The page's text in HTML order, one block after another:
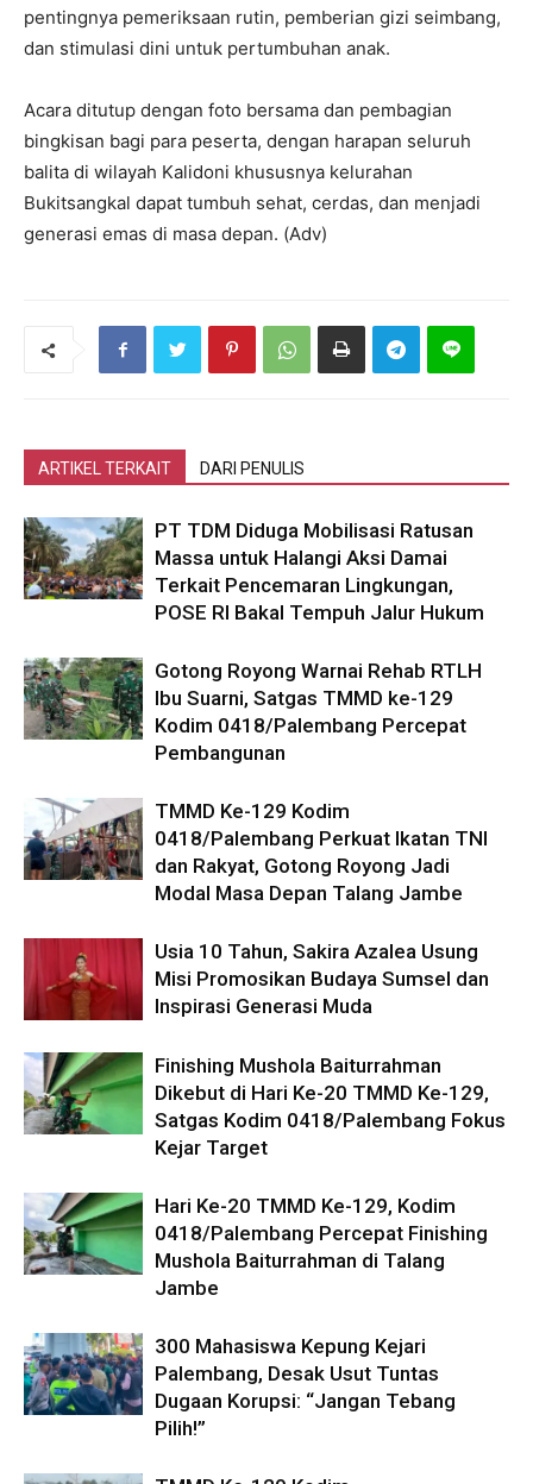
pentingnya pemeriksaan rutin, pemberian gizi seimbang,
dan stimulasi dini untuk pertumbuhan anak.
Acara ditutup dengan foto bersama dan pembagian
bingkisan bagi para peserta, dengan harapan seluruh
balita di wilayah Kalidoni khususnya kelurahan
Bukitsangkal dapat tumbuh sehat, cerdas, dan menjadi
generasi emas di masa depan. (Adv)
ARTIKEL TERKAIT DARI PENULIS
PT TDM Diduga Mobilisasi Ratusan
Massa untuk Halangi Aksi Damai
Terkait Pencemaran Lingkungan,
POSE RI Bakal Tempuh Jalur Hukum
Gotong Royong Warnai Rehab RTLH
Ibu Suarni, Satgas TMMD ke-129
Kodim 0418/Palembang Percepat
Pembangunan
TMMD Ke-129 Kodim
0418/Palembang Perkuat Ikatan TNI
dan Rakyat, Gotong Royong Jadi
Modal Masa Depan Talang Jambe
Usia 10 Tahun, Sakira Azalea Usung
Misi Promosikan Budaya Sumsel dan
Inspirasi Generasi Muda
Finishing Mushola Baiturrahman
Dikebut di Hari Ke-20 TMMD Ke-129,
Satgas Kodim 0418/Palembang Fokus
Kejar Target
Hari Ke-20 TMMD Ke-129, Kodim
0418/Palembang Percepat Finishing
Mushola Baiturrahman di Talang
Jambe
300 Mahasiswa Kepung Kejari
Palembang, Desak Usut Tuntas
Dugaan Korupsi: “Jangan Tebang
Pilih!”